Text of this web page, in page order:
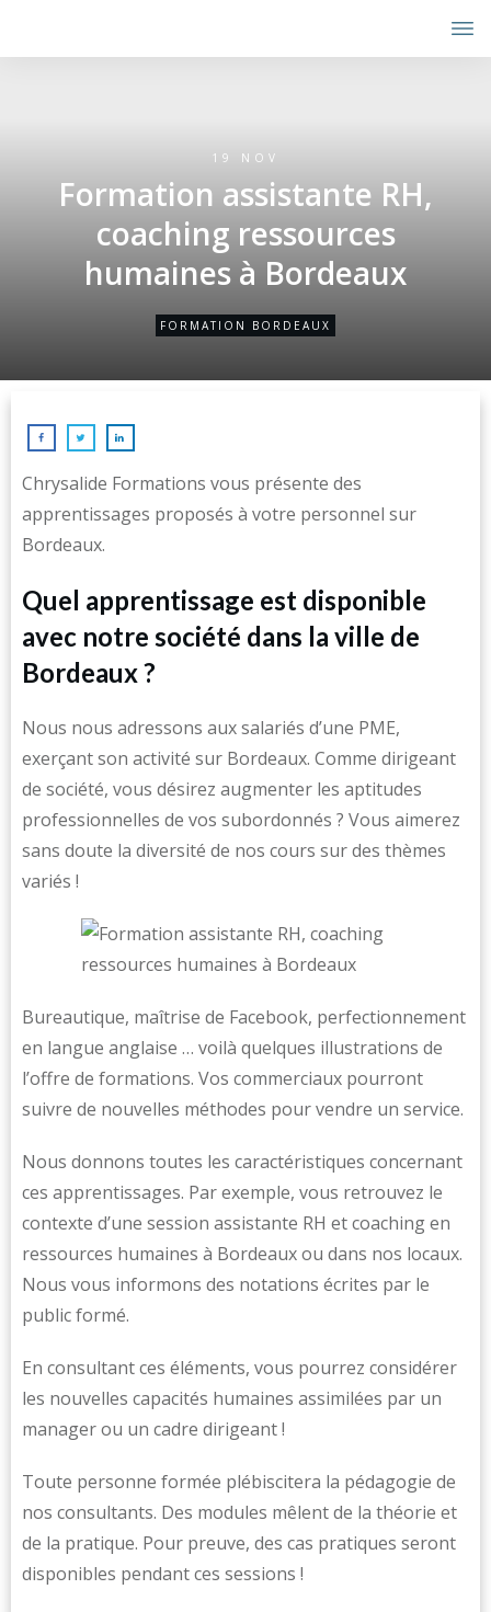
19 NOV
Formation assistante RH,
coaching ressources
humaines à Bordeaux
FORMATION BORDEAUX
Chrysalide Formations vous présente des
apprentissages proposés à votre personnel sur
Bordeaux.
Quel apprentissage est disponible
avec notre société dans la ville de
Bordeaux ?
Nous nous adressons aux salariés d’une PME,
exerçant son activité sur Bordeaux. Comme dirigeant
de société, vous désirez augmenter les aptitudes
professionnelles de vos subordonnés ? Vous aimerez
sans doute la diversité de nos cours sur des thèmes
variés !
Bureautique, maîtrise de Facebook, perfectionnement
en langue anglaise … voilà quelques illustrations de
l’offre de formations. Vos commerciaux pourront
suivre de nouvelles méthodes pour vendre un service.
Nous donnons toutes les caractéristiques concernant
ces apprentissages. Par exemple, vous retrouvez le
contexte d’une session assistante RH et coaching en
ressources humaines à Bordeaux ou dans nos locaux.
Nous vous informons des notations écrites par le
public formé.
En consultant ces éléments, vous pourrez considérer
les nouvelles capacités humaines assimilées par un
manager ou un cadre dirigeant !
Toute personne formée plébiscitera la pédagogie de
nos consultants. Des modules mêlent de la théorie et
de la pratique. Pour preuve, des cas pratiques seront
disponibles pendant ces sessions !